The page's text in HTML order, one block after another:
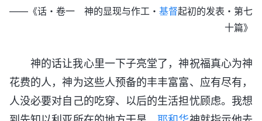
——《话・卷一 神的显现与作工・ 基督起初的发表・第七
十篇》
神的话让我心里一下子亮堂了，神祝福真心为神
花费的人，神为这些人预备的丰丰富富、应有尽有，
人没必要对自己的吃穿、以后的生活担忧顾虑。我想